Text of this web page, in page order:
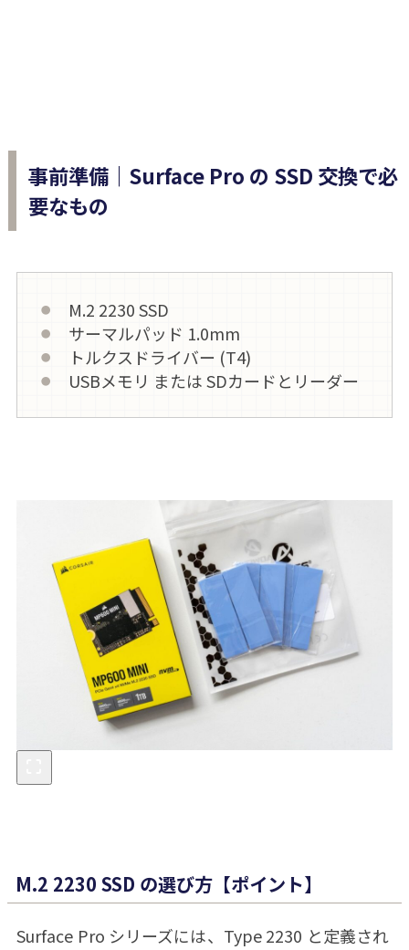
事前準備｜Surface Pro の SSD 交換で必
要なもの
M.2 2230 SSD
サーマルパッド 1.0mm
トルクスドライバー (T4)
USBメモリ または SDカードとリーダー
M.2 2230 SSD の選び方【ポイント】
Surface Pro シリーズには、Type 2230 と定義され